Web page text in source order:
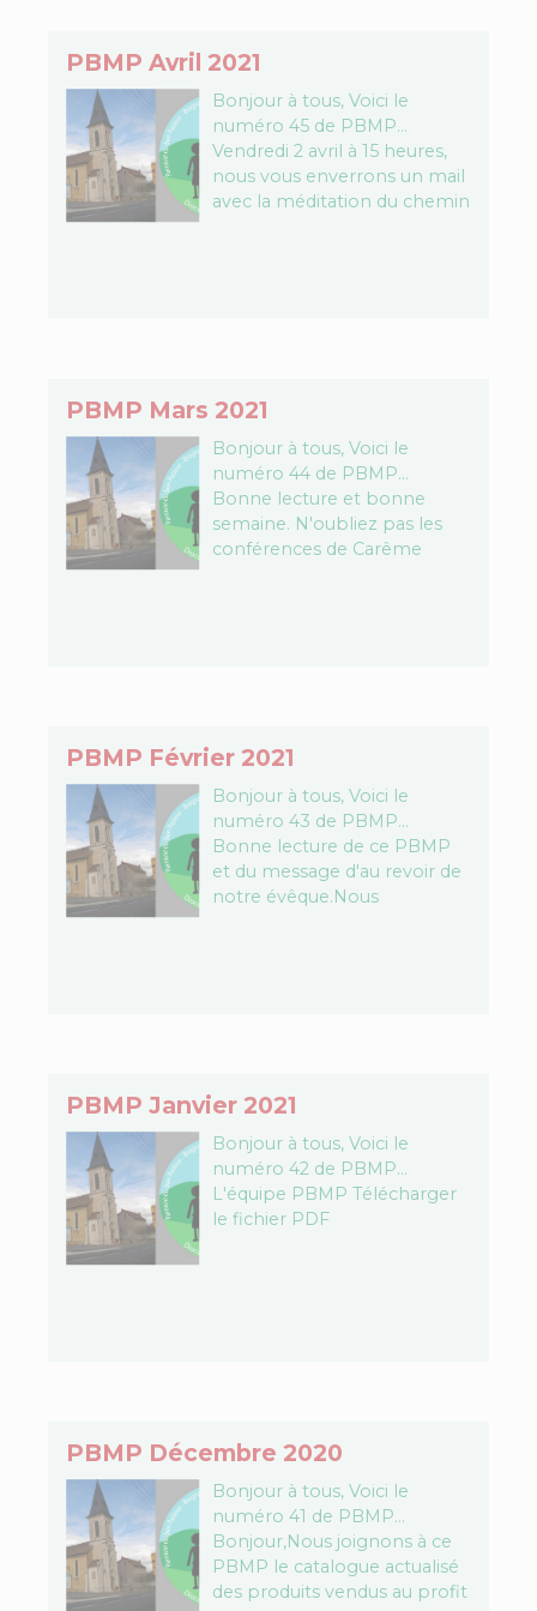
PBMP Avril 2021
Bonjour à tous, Voici le
numéro 45 de PBMP…
Vendredi 2 avril à 15 heures,
nous vous enverrons un mail
avec la méditation du chemin
PBMP Mars 2021
Bonjour à tous, Voici le
numéro 44 de PBMP…
Bonne lecture et bonne
semaine. N'oubliez pas les
conférences de Carême
PBMP Février 2021
Bonjour à tous, Voici le
numéro 43 de PBMP…
Bonne lecture de ce PBMP
et du message d'au revoir de
notre évêque.Nous
PBMP Janvier 2021
Bonjour à tous, Voici le
numéro 42 de PBMP…
L'équipe PBMP Télécharger
le fichier PDF
PBMP Décembre 2020
Bonjour à tous, Voici le
numéro 41 de PBMP…
Bonjour,Nous joignons à ce
PBMP le catalogue actualisé
des produits vendus au profit